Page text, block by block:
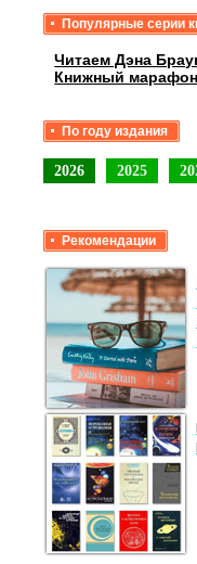
Популярные серии
Читаем Дэна
Книжный марафон
По году издания
2026 2025
Рекомендации